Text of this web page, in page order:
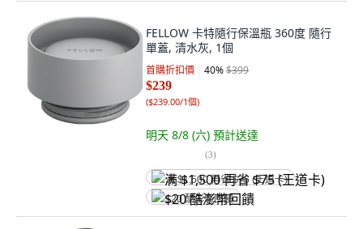
FELLOW 卡特隨行保溫瓶 360度 隨行
單蓋, 清水灰, 1個
首購折扣價 40%$399
$239
($239.00/1個)
明天 8/8 (六) 預計送達
(3)
满 $1,500 再省 $75 (王道卡)
$20 酷澎幣回饋